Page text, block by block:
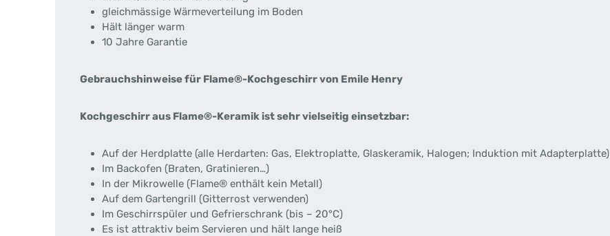
gleichmässige Wärmeverteilung im Boden
Hält länger warm
10 Jahre Garantie
Gebrauchshinweise für Flame®-Kochgeschirr von Emile Henry
Kochgeschirr aus Flame®-Keramik ist sehr vielseitig einsetzbar:
Auf der Herdplatte (alle Herdarten: Gas, Elektroplatte, Glaskeramik, Halogen; Induktion mit Adapterplatte)
Im Backofen (Braten, Gratinieren…)
In der Mikrowelle (Flame® enthält kein Metall)
Auf dem Gartengrill (Gitterrost verwenden)
Im Geschirrspüler und Gefrierschrank (bis – 20°C)
Es ist attraktiv beim Servieren und hält lange heiß